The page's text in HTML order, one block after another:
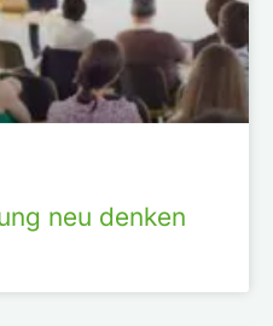
neu denken